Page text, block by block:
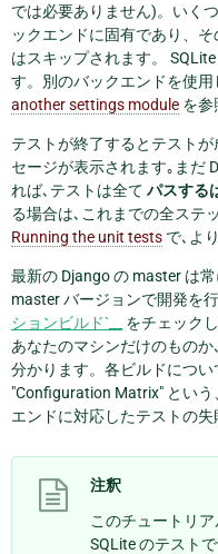
では必要ありません)。いく
ックエンドに固有であり、
はスキップされます。
す。別のバックエンドを使
another settings module を参
テストが終了するとテスト
セージが表示されます｡まだ
れば､テストは全て パスする
る場合は､これまでの全ステ
Running the unit tests で､よ
最新の Django の master は
master バージョンで開発を
ションビルド`__
をチェック
あなたのマシンだけのもの
分かります。各ビルドにつ
"Configuration Matrix" とい
エンドに対応したテストの失
注釈
このチュートリ
SQLite のテスト